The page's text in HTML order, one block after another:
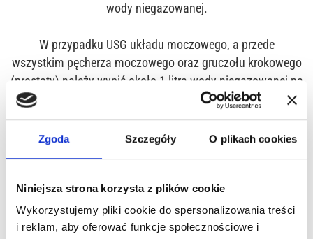
Zgoda Szczegóły O plikach cookies
Niniejsza strona korzysta z plików cookie
Wykorzystujemy pliki cookie do spersonalizowania treści
i reklam, aby oferować funkcje społecznościowe i
wody niegazowanej.
W przypadku USG układu moczowego, a przede
wszystkim pęcherza moczowego oraz gruczołu krokowego
(prostaty) należy wypić około 1 litra wody niegazowanej na
godzinę przed badaniem.
Dziecido 2 roku życianie wymagają przygotowania do
godziny przed badaniem.
Dzieci powyżej 8 roku życiapowinny być na czczo około 4
godzin przed badaniem.